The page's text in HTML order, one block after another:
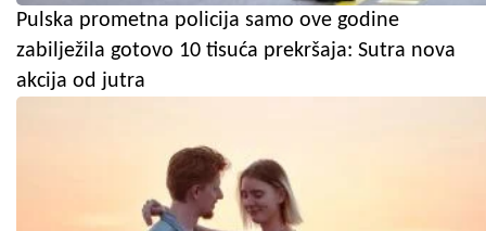
Pulska prometna policija samo ove godine
zabilježila gotovo 10 tisuća prekršaja: Sutra nova
akcija od jutra